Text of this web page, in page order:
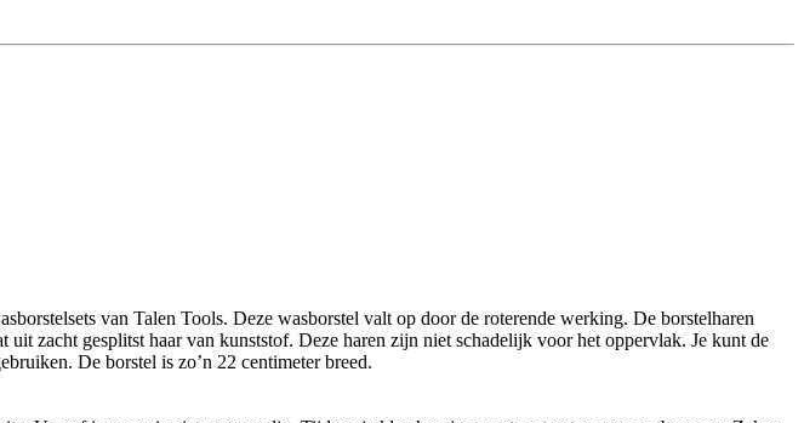
van Talen Tools. Deze wasborstel valt op door de roterende werking. De borstelharen
zacht gesplitst haar van kunststof. Deze haren zijn niet schadelijk voor het oppervlak. Je kunt de
De borstel is zo’n 22 centimeter breed.